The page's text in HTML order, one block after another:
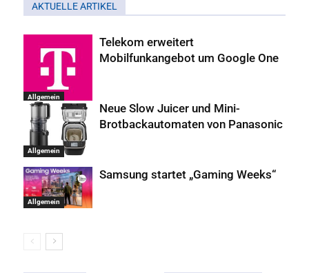
AKTUELLE ARTIKEL
Allgemein
Telekom erweitert
Mobilfunkangebot um Google One
Allgemein
Neue Slow Juicer und Mini-
Brotbackautomaten von Panasonic
Allgemein
Samsung startet „Gaming Weeks“